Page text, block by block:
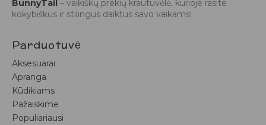
BunnyTail – vaikiškų prekių krautuvėlė, kurioje rasite
kokybiškus ir stilingus daiktus savo vaikams!
Parduotuvė
Aksesuarai
Apranga
Kūdikiams
Pažaiskime
Populiariausi